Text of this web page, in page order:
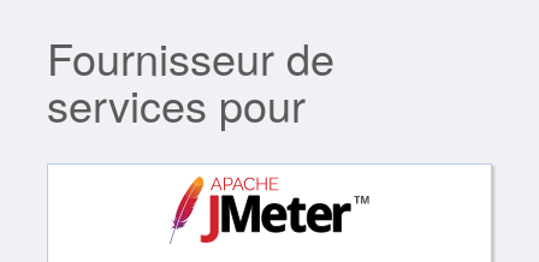
Fournisseur de
services pour